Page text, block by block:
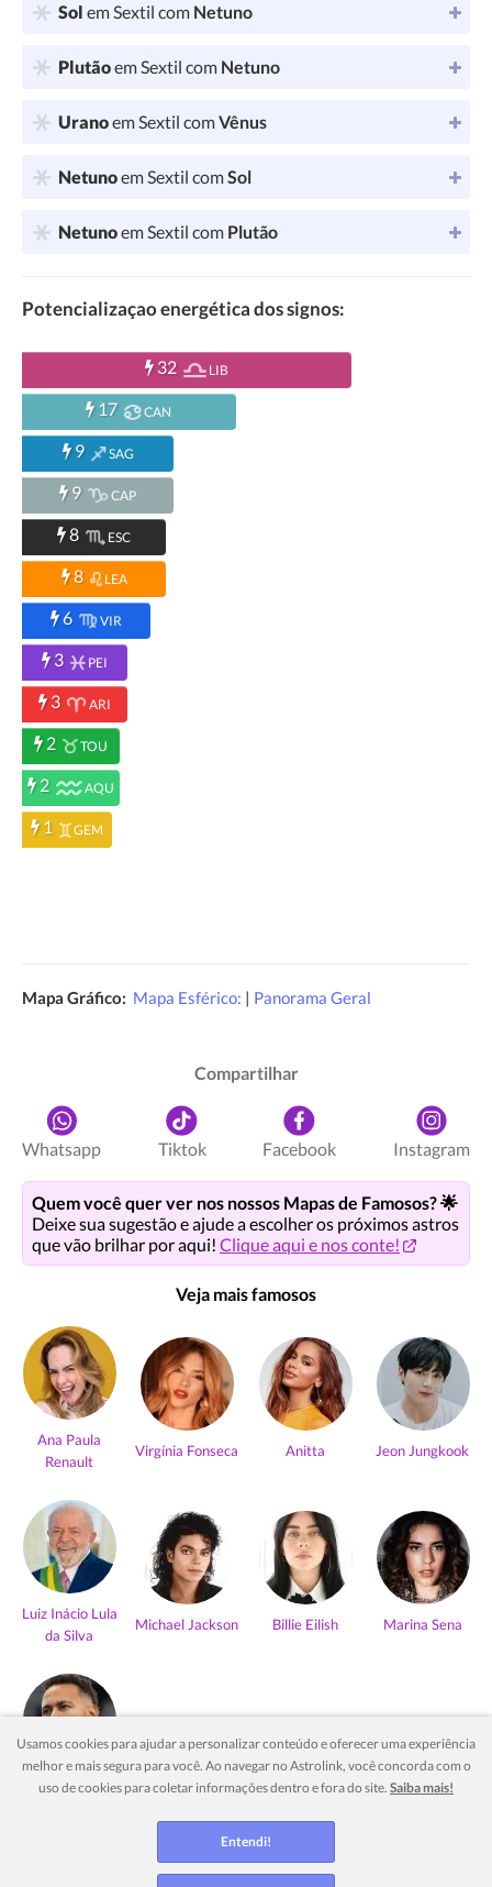
Sol em Sextil com Netuno
Plutãoem Sextil com Netuno
Uranoem Sextil comVênus
Netunoem Sextil comSol
Netunoem Sextil com Plutão
Potencializaçao energética dos signos:
32 LIB
17 CAN
9 SAG
9 CAP
8 ESC
8 LEA
6 VIR
3 PEI
3 ARI
2 TOU
2 AQU
1 GEM
Mapa Gráfico: Mapa Esférico: | Panorama Geral
Compartilhar
Whatsapp Tiktok Facebook Instagram
Quem você quer ver nos nossos Mapas de Famosos? 🌟
Deixe sua sugestão e ajude a escolher os próximos astros
que vão brilhar por aqui! Clique aqui e nos conte!
Veja mais famosos
Ana Paula
Renault
Virgínia Fonseca Anitta Jeon Jungkook
Luiz Inácio Lula
da Silva
Michael Jackson Billie Eilish Marina Sena
Neymar Jr
Ver mais
Usamos cookies para ajudar a personalizar conteúdo e oferecer uma experiência
melhor e mais segura para você. Ao navegar no Astrolink, você concorda com o
uso de cookies para coletar informações dentro e fora do site. Saiba mais!
Entendi!